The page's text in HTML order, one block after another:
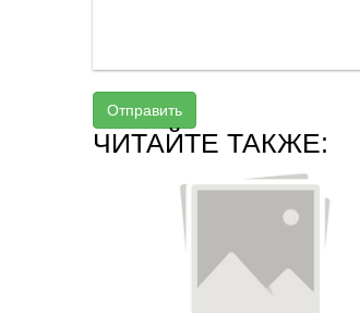
Отправить
ЧИТАЙТЕ ТАКЖЕ: